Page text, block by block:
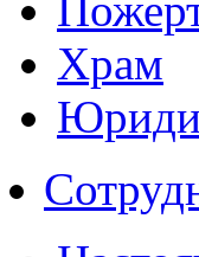
Храм